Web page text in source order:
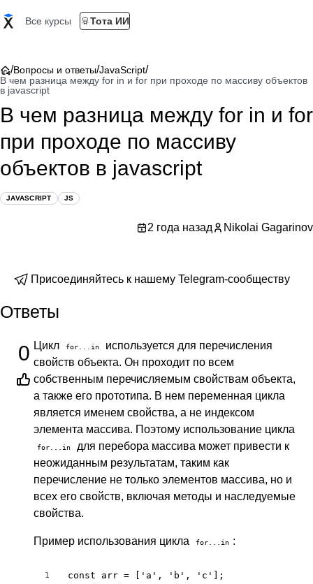
Все курсы Тота ИИ
/Вопросы и ответы/JavaScript/
В чем разница между for in и for при проходе по массиву объектов
в javascript
В чем разница между for in и for
при проходе по массиву
объектов в javascript
JAVASCRIPT JS
2 года назад Nikolai Gagarinov
Присоединяйтесь к нашему Telegram-сообществу
Ответы
0 Цикл for...in
используется для перечисления
свойств объекта. Он проходит по всем
собственным перечисляемым свойствам объекта,
а также его прототипа. В нем переменная цикла
является именем свойства, а не индексом
элемента массива. Поэтому использование цикла
for...in
для перебора массива может привести к
неожиданным результатам, таким как
перечисление не только элементов массива, но и
всех его свойств, включая методы и наследуемые
свойства.
Пример использования цикла for...in :
1
const arr = ['a', 'b', 'c'];